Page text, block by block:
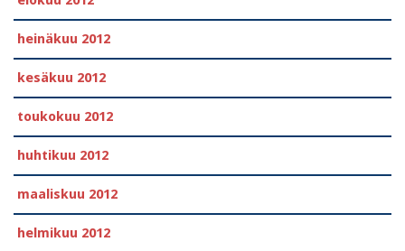
heinäkuu 2012
kesäkuu 2012
toukokuu 2012
huhtikuu 2012
maaliskuu 2012
helmikuu 2012